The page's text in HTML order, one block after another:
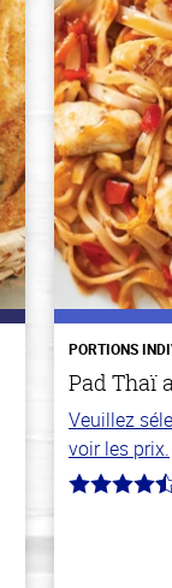
PORTIONS
Pad Thaï
Veuillez
voir les prix.
4.3